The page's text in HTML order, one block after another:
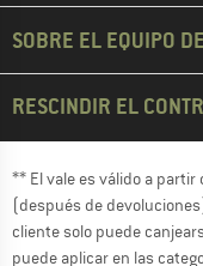
SOBRE EL EQUIPO
RESCINDIR EL
** El vale es válido a
(después de
cliente solo puede
puede aplicar en las